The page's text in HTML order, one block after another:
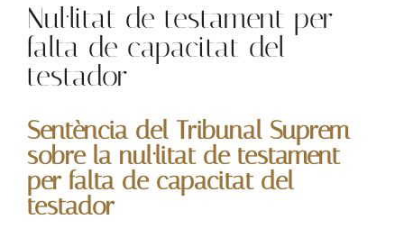
La Firma
Serveis Jurídics
Dret Immobiliari
Nul·litat de testament per
falta de capacitat del
testador
Sentència del Tribunal Suprem
sobre la nul·litat de testament
per falta de capacitat del
testador